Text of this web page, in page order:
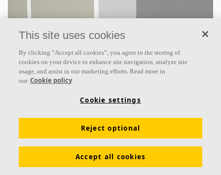
Ecophon Akusto™ Wall A
Ecophon Akusto™ Wall A se compose de profils
apparents avec une variété d’options de surface. Ce
Classe d’absorption A
This site uses cookies
By clicking “Accept all cookies”, you agree to the storing of
cookies on your device to enhance site navigation, analyze site
usage, and assist in our marketing efforts. Read more in
our Cookie policy
Cookie settings
Reject optional
Accept all cookies